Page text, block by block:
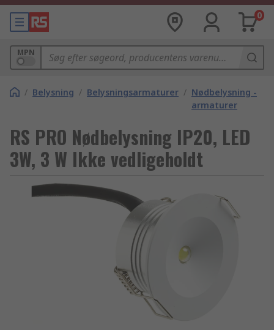
0
MPN
/ Belysning / Belysningsarmaturer / Nødbelysning -
armaturer
RS PRO Nødbelysning IP20, LED
3W, 3 W Ikke vedligeholdt